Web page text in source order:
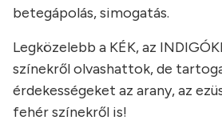
betegápolás, simogatás.
Legközelebb a KÉK, az
színekről olvashattok, de
érdekességeket az arany, az
fehér színekről is!